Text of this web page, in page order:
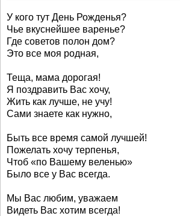
У кого тут День Рожденья?
Чье вкуснейшее варенье?
Где советов полон дом?
Это все моя родная,
Теща, мама дорогая!
Я поздравить Вас хочу,
Жить как лучше, не учу!
Сами знаете как нужно,
Быть все время самой лучшей!
Пожелать хочу терпенья,
Чтоб «по Вашему веленью»
Было все у Вас всегда.
Мы Вас любим, уважаем
Видеть Вас хотим всегда!